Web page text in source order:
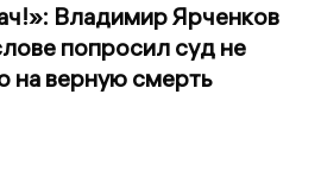
Владимир Ярченков
попросил суд не
на верную смерть